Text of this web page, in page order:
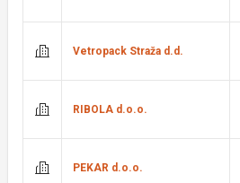
Vetropack Straža d.d.
RIBOLA d.o.o.
PEKAR d.o.o.